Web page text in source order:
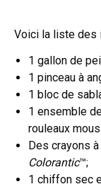
Voici la liste des
1 gallon de
1 pinceau à
1 bloc de
1 ensemble
rouleaux
Des crayons
Colorantic™;
1 chiffon sec